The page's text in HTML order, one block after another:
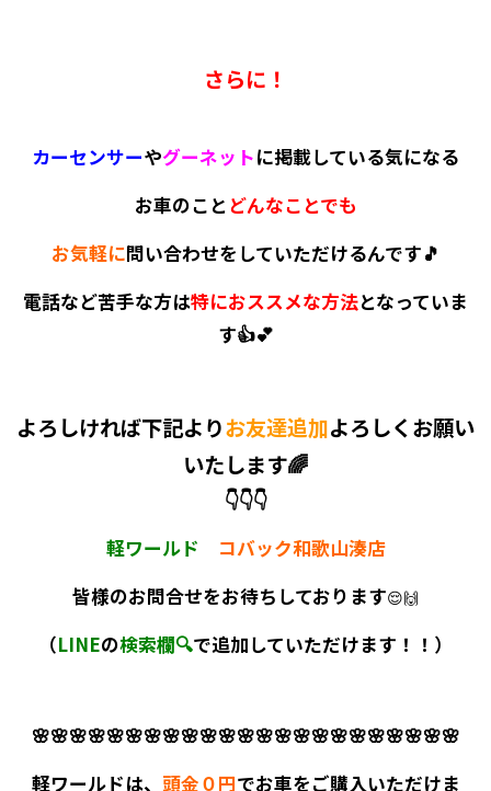
さらに！
カーセンサーやグーネットに掲載している気になる
お車のことどんなことでも
お気軽に問い合わせをしていただけるんです🎵
電話など苦手な方は特におススメな方法となっていま
す👍💕
よろしければ下記よりお友達追加よろしくお願い
いたします🌈
👇👇👇
軽ワールド
コバック和歌山湊店
皆様のお問合せをお待ちしております😌🙌
（LINEの検索欄🔍で追加していただけます！！）
🌸🌸🌸🌸🌸🌸🌸🌸🌸🌸🌸🌸🌸🌸🌸🌸🌸🌸🌸🌸🌸🌸🌸
軽ワールドは、 頭金０円でお車をご購入いただけま